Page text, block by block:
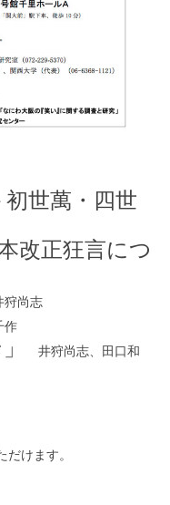
世萬・四世
狂言につ
尚志
井狩尚志、田口和
けます。